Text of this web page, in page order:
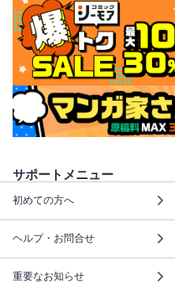
サポートメニュー
初めての方へ
ヘルプ・お問合せ
重要なお知らせ